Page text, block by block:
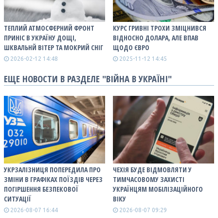
ТЕПЛИЙ АТМОСФЕРНИЙ ФРОНТ
ПРИНІС В УКРАЇНУ ДОЩІ,
ШКВАЛЬНЙ ВІТЕР ТА МОКРИЙ СНІГ
2026-02-12 14:48
КУРС ГРИВНІ ТРОХИ ЗМІЦНИВСЯ
ВІДНОСНО ДОЛАРА, АЛЕ ВПАВ
ЩОДО ЄВРО
2025-11-12 14:45
ЕЩЕ НОВОСТИ В РАЗДЕЛЕ "ВІЙНА В УКРАЇНІ"
УКРЗАЛІЗНИЦЯ ПОПЕРЕДИЛА ПРО
ЗМІНИ В ГРАФІКАХ ПОЇЗДІВ ЧЕРЕЗ
ПОГІРШЕННЯ БЕЗПЕКОВОЇ
СИТУАЦІЇ
2026-08-07 16:44
ЧЕХІЯ БУДЕ ВІДМОВЛЯТИ У
ТИМЧАСОВОМУ ЗАХИСТІ
УКРАЇНЦЯМ МОБІЛІЗАЦІЙНОГО
ВІКУ
2026-08-07 09:29